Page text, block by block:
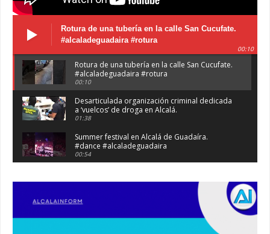
Rotura de una tubería en la calle San Cucufate.
#alcaladeguadaira #rotura
00:10
Rotura de una tubería en la calle San Cucufate.
#alcaladeguadaira #rotura
00:10
Desarticulada organización criminal dedicada
a ‘vuelcos’ de droga en Alcalá.
01:38
Summer festival en Alcalá de Guadaíra.
#dance #alcaladeguadaira
00:54
altura de Alcalá. #atraco #alcaladeguadaira
Robaban a narcotraficantes, hay registros en
Alcalá. #policia #narcos